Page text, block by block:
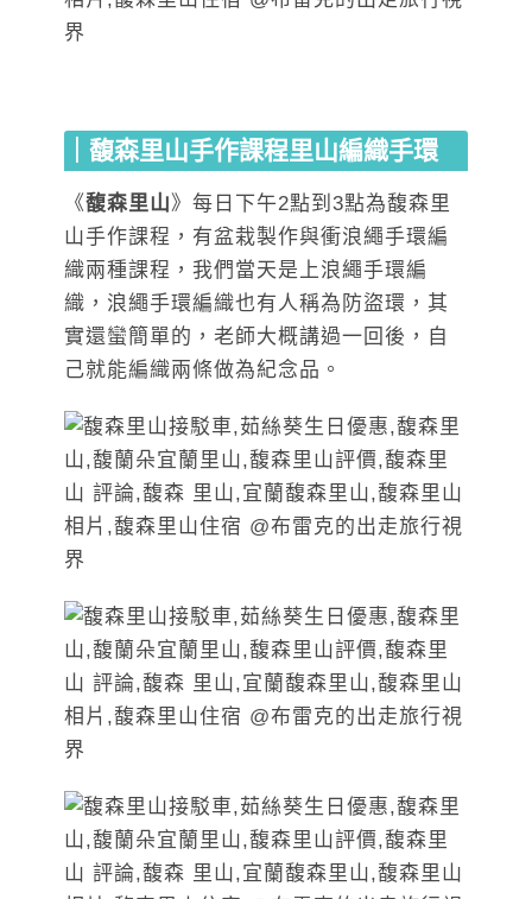
｜馥森里山手作課程里山編織手環
《馥森里山》每日下午2點到3點為馥森里
山手作課程，有盆栽製作與衝浪繩手環編
織兩種課程，我們當天是上浪繩手環編
織，浪繩手環編織也有人稱為防盜環，其
實還蠻簡單的，老師大概講過一回後，自
己就能編織兩條做為紀念品。